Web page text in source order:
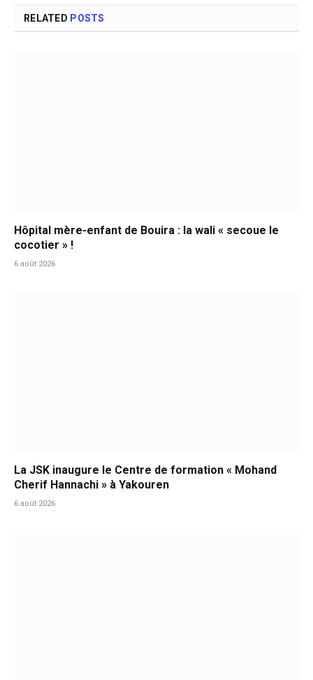
RELATED POSTS
Hôpital mère-enfant de Bouira : la wali « secoue le
cocotier » !
6 août 2026
La JSK inaugure le Centre de formation « Mohand
Cherif Hannachi » à Yakouren
6 août 2026